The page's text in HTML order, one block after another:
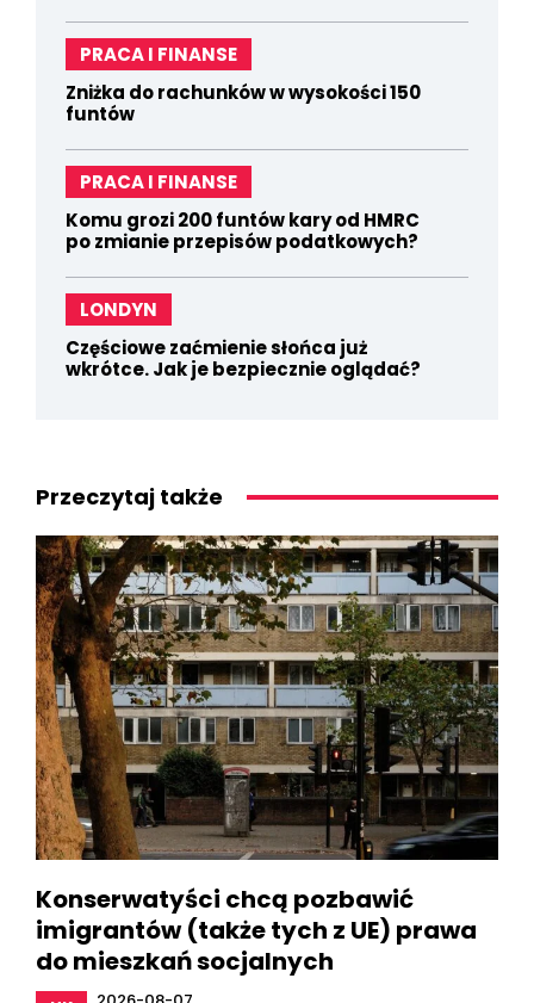
PRACA I FINANSE
Zniżka do rachunków w wysokości 150
funtów
PRACA I FINANSE
Komu grozi 200 funtów kary od HMRC
po zmianie przepisów podatkowych?
LONDYN
Częściowe zaćmienie słońca już
wkrótce. Jak je bezpiecznie oglądać?
Przeczytaj także
Konserwatyści chcą pozbawić
imigrantów (także tych z UE) prawa
do mieszkań socjalnych